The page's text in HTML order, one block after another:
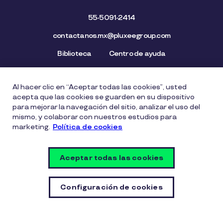
55-5091-2414
contactanos.mx@pluxeegroup.com
Biblioteca Centro de ayuda
Mapa del Sitio Aviso de privacidad Política de cookies
Licencia de Uso de Marca Política de Denuncia
Carta Ética Lista de precios
Información
Vulnerability Disclosure Policy
Configuración de cookies
Al hacer clic en “Aceptar todas las cookies”, usted
acepta que las cookies se guarden en su dispositivo
para mejorar la navegación del sitio, analizar el uso del
mismo, y colaborar con nuestros estudios para
marketing. Política de cookies
Configuración de cookies
Aceptar todas las cookies